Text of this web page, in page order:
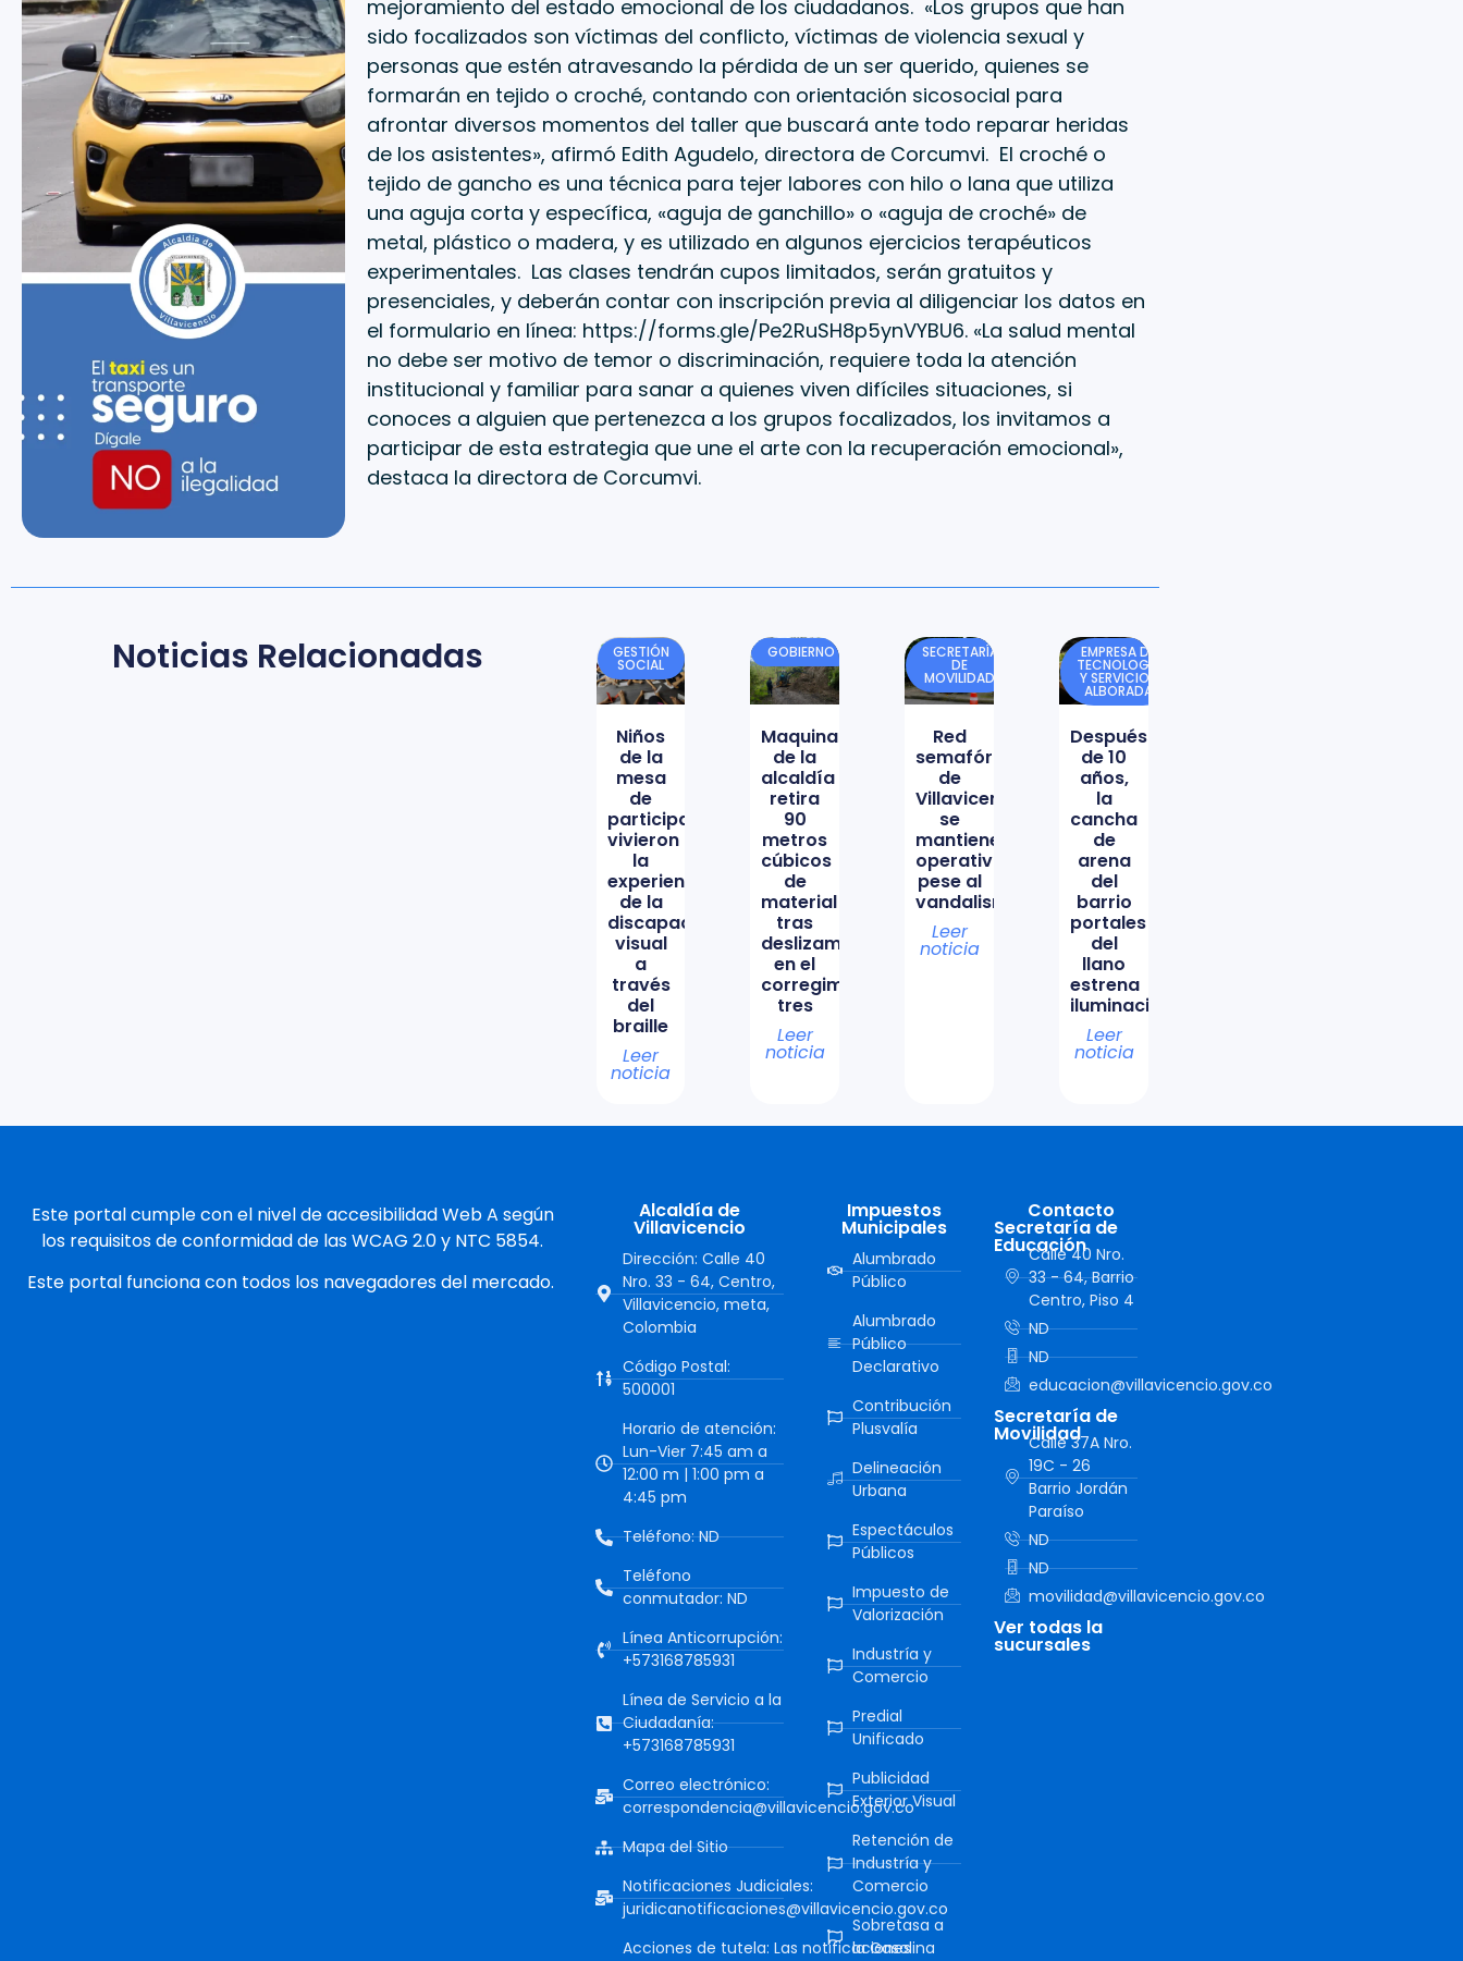
mejoramiento del estado emocional de los ciudadanos. «Los grupos que han
sido focalizados son víctimas del conflicto, víctimas de violencia sexual y
personas que estén atravesando la pérdida de un ser querido, quienes se
formarán en tejido o croché, contando con orientación sicosocial para
afrontar diversos momentos del taller que buscará ante todo reparar heridas
de los asistentes», afirmó Edith Agudelo, directora de Corcumvi. El croché o
tejido de gancho es una técnica para tejer labores con hilo o lana que utiliza
una aguja corta y específica, «aguja de ganchillo» o «aguja de croché» de
metal, plástico o madera, y es utilizado en algunos ejercicios terapéuticos
experimentales. Las clases tendrán cupos limitados, serán gratuitos y
presenciales, y deberán contar con inscripción previa al diligenciar los datos en
el formulario en línea: https://forms.gle/Pe2RuSH8p5ynVYBU6. «La salud mental
no debe ser motivo de temor o discriminación, requiere toda la atención
institucional y familiar para sanar a quienes viven difíciles situaciones, si
conoces a alguien que pertenezca a los grupos focalizados, los invitamos a
participar de esta estrategia que une el arte con la recuperación emocional»,
destaca la directora de Corcumvi.
Noticias Relacionadas GESTIÓN
SOCIAL
Niños
de la
mesa
de
participación
vivieron
la
experiencia
de la
discapacidad
visual
a
través
del
braille
Leer
noticia
GOBIERNO
Maquinaria
de la
alcaldía
retira
90
metros
cúbicos
de
material
tras
deslizamiento
en el
corregimiento
tres
Leer
noticia
SECRETARÍA
DE
MOVILIDAD
Red
semafórica
de
Villavicencio
se
mantiene
operativa
pese al
vandalismo
Leer
noticia
EMPRESA DE
TECNOLOGÍA
Y SERVICIOS
ALBORADA
Después
de 10
años,
la
cancha
de
arena
del
barrio
portales
del
llano
estrena
iluminación
Leer
noticia
Este portal cumple con el nivel de accesibilidad Web A según
los requisitos de conformidad de las WCAG 2.0 y NTC 5854.
Este portal funciona con todos los navegadores del mercado.
Alcaldía de
Villavicencio
Dirección: Calle 40
Nro. 33 - 64, Centro,
Villavicencio, meta,
Colombia
Código Postal:
500001
Horario de atención:
Lun-Vier 7:45 am a
12:00 m | 1:00 pm a
4:45 pm
Teléfono: ND
Teléfono
conmutador: ND
Línea Anticorrupción:
+573168785931
Línea de Servicio a la
Ciudadanía:
+573168785931
Correo electrónico:
correspondencia@villavicencio.gov.co
Mapa del Sitio
Notificaciones Judiciales:
juridicanotificaciones@villavicencio.gov.co
Acciones de tutela: Las notificaciones
Impuestos
Municipales
Alumbrado
Público
Alumbrado
Público
Declarativo
Contribución
Plusvalía
Delineación
Urbana
Espectáculos
Públicos
Impuesto de
Valorización
Industría y
Comercio
Predial
Unificado
Publicidad
Exterior Visual
Retención de
Industría y
Comercio
Sobretasa a
la Gasolina
Contacto
Secretaría de
Educación
Calle 40 Nro.
33 - 64, Barrio
Centro, Piso 4
ND
ND
educacion@villavicencio.gov.co
Secretaría de
Movilidad
Calle 37A Nro.
19C - 26
Barrio Jordán
Paraíso
ND
ND
movilidad@villavicencio.gov.co
Ver todas la
sucursales